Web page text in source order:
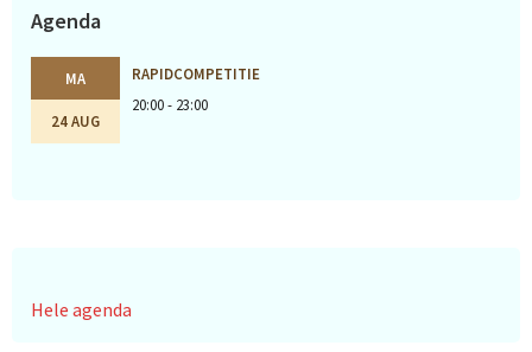
Agenda
MA
24 AUG
RAPIDCOMPETITIE
20:00 - 23:00
Hele agenda